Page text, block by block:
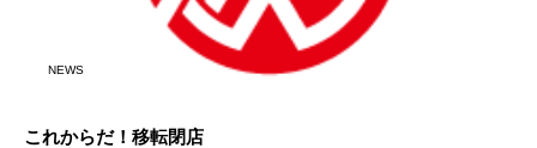
NEWS
これからだ！移転閉店